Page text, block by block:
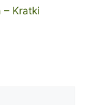
– Kratki